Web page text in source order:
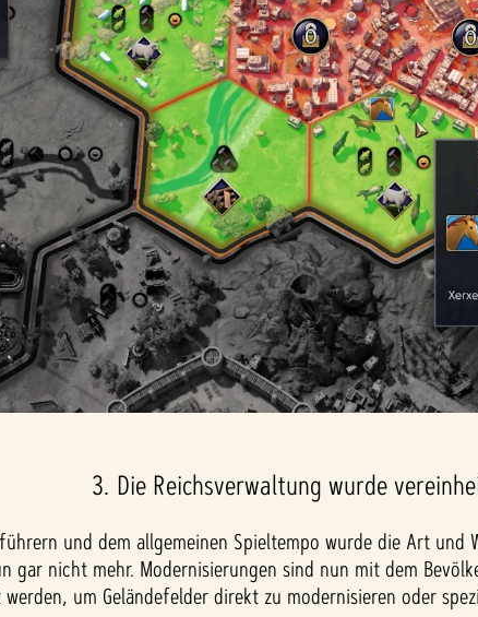
3. Die Reichsverwaltung wurde
und dem allgemeinen Spieltempo wurde die Art
nicht mehr. Modernisierungen sind nun mit dem
um Geländefelder direkt zu modernisieren oder